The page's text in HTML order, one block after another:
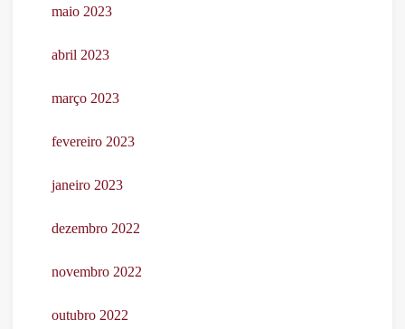
maio 2023
abril 2023
março 2023
fevereiro 2023
janeiro 2023
dezembro 2022
novembro 2022
outubro 2022